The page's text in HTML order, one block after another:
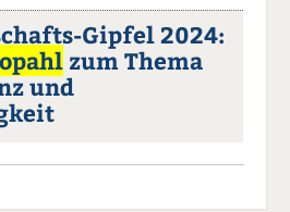
Gipfel 2024:
zum Thema
und